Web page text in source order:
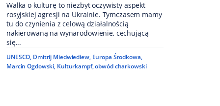
Walka o kulturę to niezbyt oczywisty aspekt
rosyjskiej agresji na Ukrainie. Tymczasem mamy
tu do czynienia z celową działalnością
nakierowaną na wynarodowienie, cechującą
się...
UNESCO, Dmitrij Miedwiediew, Europa Środkowa,
Marcin Ogdowski, Kulturkampf,obwód charkowski